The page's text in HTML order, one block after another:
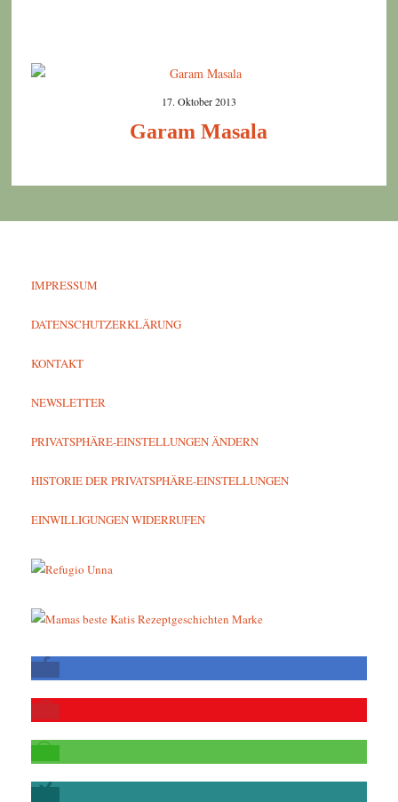
17. Oktober 2013
Garam Masala
IMPRESSUM
DATENSCHUTZERKLÄRUNG
KONTAKT
NEWSLETTER
PRIVATSPHÄRE-EINSTELLUNGEN ÄNDERN
HISTORIE DER PRIVATSPHÄRE-EINSTELLUNGEN
EINWILLIGUNGEN WIDERRUFEN